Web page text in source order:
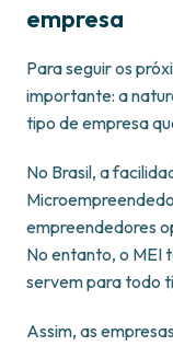
empresa
Para seguir os
importante: a
tipo de empresa
No Brasil, a
empreendedores
No entanto, o MEI
servem para todo
Assim, as